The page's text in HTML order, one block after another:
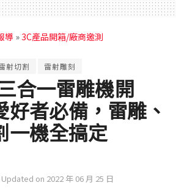
導 »3C產品開箱/廠商邀測
射切割 雷射雕刻
合一雷雕機開
好者必備，雷雕、
一機全搞定
on 2022 年 06 月 25 日